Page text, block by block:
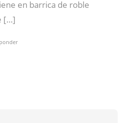
en barrica de roble
[…]